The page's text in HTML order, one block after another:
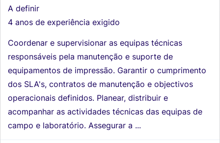
A definir
4 anos de experiência exigido
Coordenar e supervisionar as equipas técnicas
responsáveis pela manutenção e suporte de
equipamentos de impressão. Garantir o cumprimento
dos SLA's, contratos de manutenção e objectivos
operacionais definidos. Planear, distribuir e
acompanhar as actividades técnicas das equipas de
campo e laboratório. Assegurar a ...